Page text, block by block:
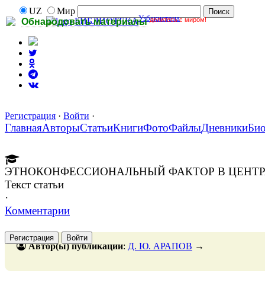
Обнародовать материалы делитесь с миром!
UZ
Мир
БИБЛИОТЕКАУзбекистана
Регистрация · Войти ·
ГлавнаяАвторыСтатьиКнигиФотоФайлыДневники
ЭТНОКОНФЕССИОНАЛЬНЫЙ ФАКТОР В
Текст статьи
·
Комментарии
Регистрация Войти
Автор(ы) публикации: Д. Ю. АРАПОВ →